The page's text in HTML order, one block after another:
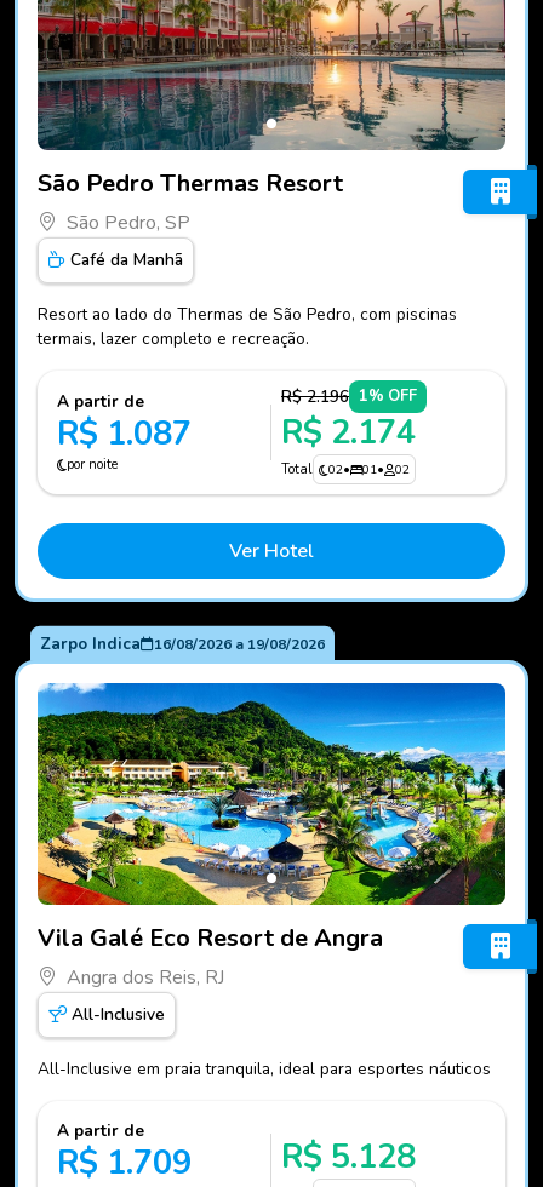
São Pedro Thermas Resort
São Pedro, SP
Café da Manhã
Resort ao lado do Thermas de São Pedro, com piscinas
termais, lazer completo e recreação.
A partir de
R$ 1.087
por noite
R$ 2.196 1% OFF
R$ 2.174
Total 02• 01• 02
Ver Hotel
Zarpo Indica 16/08/2026a 19/08/2026
Vila Galé Eco Resort de Angra
Angra dos Reis, RJ
All-Inclusive
All-Inclusive em praia tranquila, ideal para esportes náuticos
A partir de
R$ 1.709 R$ 5.128